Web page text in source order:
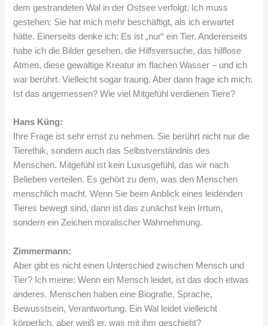
dem gestrandeten Wal in der Ostsee verfolgt. Ich muss
gestehen: Sie hat mich mehr beschäftigt, als ich erwartet
hätte. Einerseits denke ich: Es ist „nur“ ein Tier. Andererseits
habe ich die Bilder gesehen, die Hilfsversuche, das hilflose
Atmen, diese gewaltige Kreatur im flachen Wasser – und ich
war berührt. Vielleicht sogar traurig. Aber dann frage ich mich:
Ist das angemessen? Wie viel Mitgefühl verdienen Tiere?
Hans Küng:
Ihre Frage ist sehr ernst zu nehmen. Sie berührt nicht nur die
Tierethik, sondern auch das Selbstverständnis des
Menschen. Mitgefühl ist kein Luxusgefühl, das wir nach
Belieben verteilen. Es gehört zu dem, was den Menschen
menschlich macht. Wenn Sie beim Anblick eines leidenden
Tieres bewegt sind, dann ist das zunächst kein Irrtum,
sondern ein Zeichen moralischer Wahrnehmung.
Zimmermann:
Aber gibt es nicht einen Unterschied zwischen Mensch und
Tier? Ich meine: Wenn ein Mensch leidet, ist das doch etwas
anderes. Menschen haben eine Biografie, Sprache,
Bewusstsein, Verantwortung. Ein Wal leidet vielleicht
körperlich, aber weiß er, was mit ihm geschieht?